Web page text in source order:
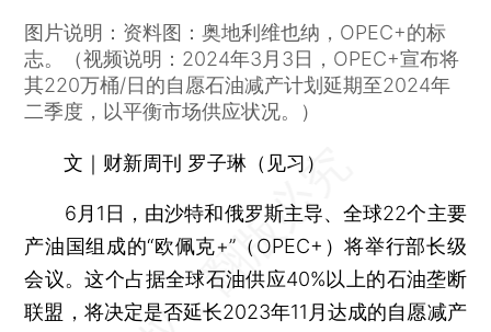
图片说明：资料图：奥地利维也纳，OPEC+的标
志。（视频说明：2024年3月3日，OPEC+宣布将
其220万桶/日的自愿石油减产计划延期至2024年
二季度，以平衡市场供应状况。）
文｜财新周刊 罗子琳（见习）
6月1日，由沙特和俄罗斯主导、全球22个主要
产油国组成的“欧佩克+”（OPEC+）将举行部长级
会议。这个占据全球石油供应40%以上的石油垄断
联盟，将决定是否延长2023年11月达成的自愿减产